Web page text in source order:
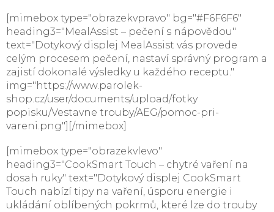
[mimebox type="obrazekvpravo" bg="#F6F6F6"
heading3="MealAssist – pečení s nápovědou"
text="Dotykový displej MealAssist vás provede
celým procesem pečení, nastaví správný program a
zajistí dokonalé výsledky u každého receptu."
img="https://www.parolek-
shop.cz/user/documents/upload/fotky
popisku/Vestavne trouby/AEG/pomoc-pri-
vareni.png"][/mimebox]
[mimebox type="obrazekvlevo"
heading3="CookSmart Touch – chytré vaření na
dosah ruky" text="Dotykový displej CookSmart
Touch nabízí tipy na vaření, úsporu energie i
ukládání oblíbených pokrmů, které lze do trouby